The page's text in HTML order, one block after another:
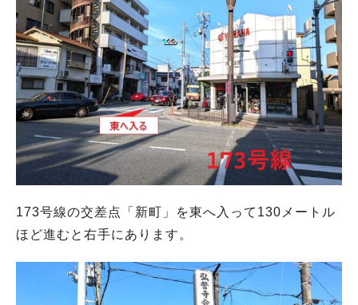
173号線の交差点「新町」を東へ入って130メートル
ほど進むと右手にあります。